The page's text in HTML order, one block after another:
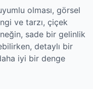
olması, görsel
ve tarzı, çiçek
sade bir gelinlik
detaylı bir
iyi bir denge